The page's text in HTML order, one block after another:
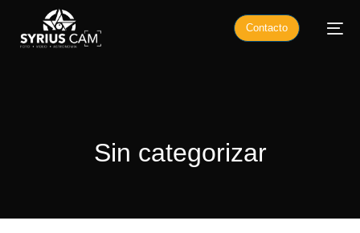
Contacto
Sin categorizar